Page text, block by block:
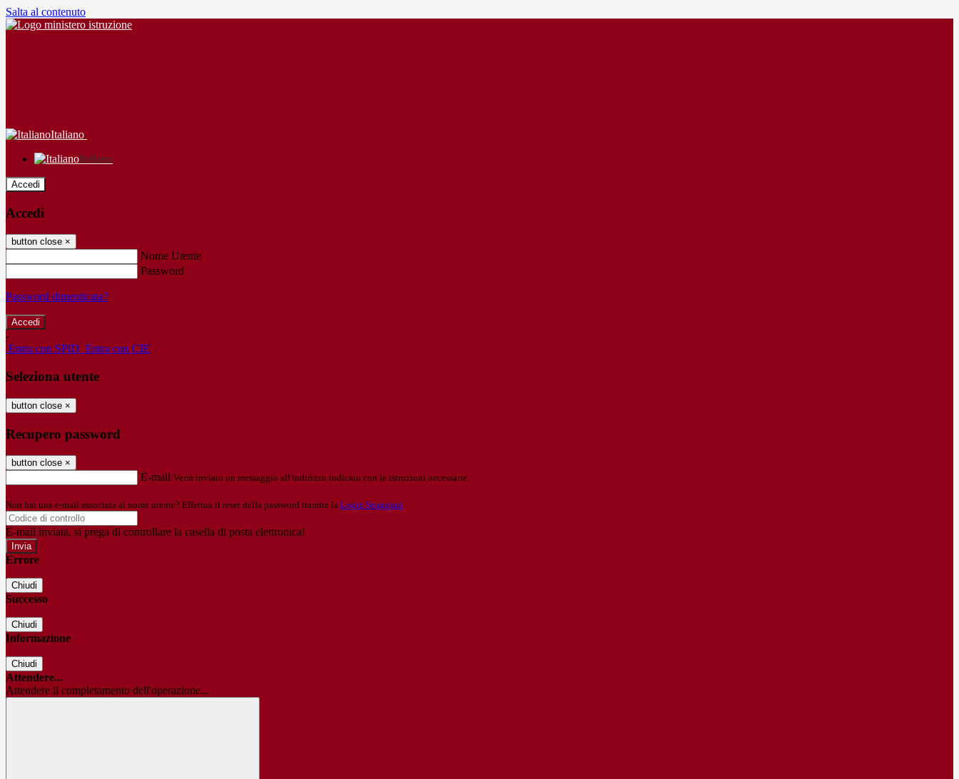
Salta al contenuto
Italiano
Italiano
Accedi
Accedi
button close ×
Nome Utente
Password
Password dimenticata?
-
Entra con SPID Entra con CIE
Seleziona utente
button close ×
Recupero password
button close ×
E-mail Verrà inviato un messaggio all'indirizzo indicato con le istruzioni necessarie.
Non hai una e-mail associata al nome utente? Effettua il reset della password tramite la Login Spaggiari
E-mail inviata, si prega di controllare la casella di posta elettronica!
Errore
Chiudi
Successo
Chiudi
Informazione
Chiudi
Attendere...
Attendere il completamento dell'operazione...